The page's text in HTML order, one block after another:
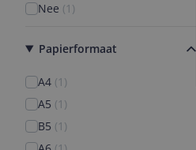
Nee (1 )
Papierformaat
A4 (1 )
A5 (1 )
B5 (1 )